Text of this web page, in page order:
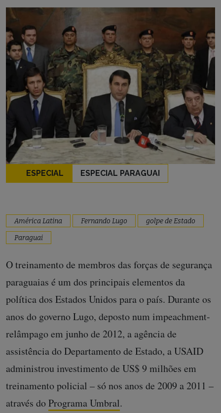
ESPECIAL ESPECIAL PARAGUAI
América Latina Fernando Lugo
golpe de Estado
Paraguai
O treinamento de membros das forças de segurança
paraguaias é um dos principais elementos da
política dos Estados Unidos para o país. Durante os
anos do governo Lugo, deposto num impeachment-
relâmpago em junho de 2012, a agência de
assistência do Departamento de Estado, a USAID
administrou investimento de US$ 9 milhões em
treinamento policial – só nos anos de 2009 a 2011 –
através doPrograma Umbral.